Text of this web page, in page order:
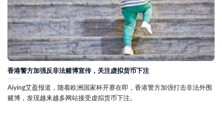
香港警方加强反非法赌博宣传，关注虚拟货币下注
Aiying艾盈报道，随着欧洲国家杯开赛在即，香港警方加强打击非法外围
赌博，发现越来越多网站接受虚拟货币下注。